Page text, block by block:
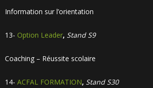
Information sur l’orientation
13- Option Leader, Stand S9
Coaching – Réussite scolaire
14- ACFAL FORMATION, Stand S30